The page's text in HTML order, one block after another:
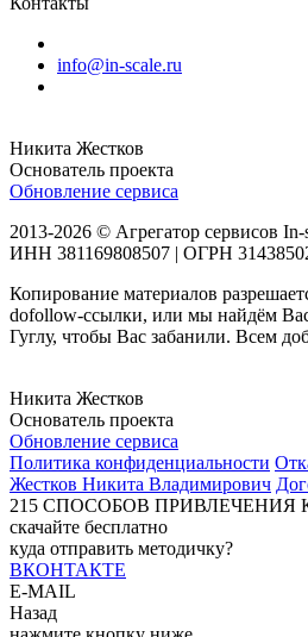
info@in-scale.ru
Никита Жестков
Основатель проекта
Обновление сервиса
2013-2026 © Агрегатор сервисов In-
ИНН 381169808507 | ОГРН
Копирование материалов
dofollow-ссылки, или мы найдём
Гуглу, чтобы Вас забанили. Всем
Никита Жестков
Основатель проекта
Обновление сервиса
Политика конфиденциальности
Жестков Никита Владимирович
215 СПОСОБОВ ПРИВЛЕЧЕНИЯ
скачайте бесплатно
куда отправить методичку?
ВКОНТАКТЕ
E-MAIL
Назад